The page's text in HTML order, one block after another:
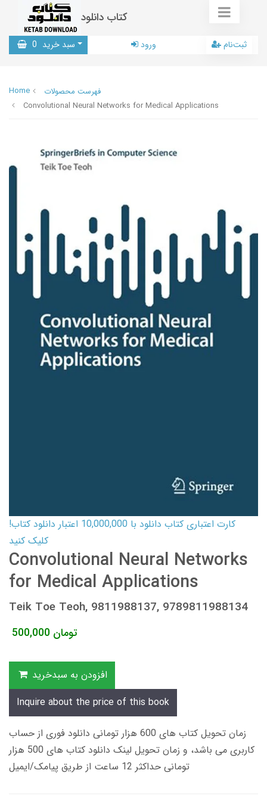
کتاب دانلود
سبد خرید 0 ورود ثبت‌نام
Home
فهرست محصولات
Convolutional Neural Networks for Medical Applications
کارت اعتباری کتاب دانلود با 10,000,000 اعتبار دانلود کتاب!
کلیک کنید
Convolutional Neural Networks
for Medical Applications
Teik Toe Teoh, 9811988137, 9789811988134
500,000 تومان
افزودن به سبدخرید
Inquire about the price of this book
زمان تحویل کتاب های 600 هزار تومانی دانلود فوری از حساب
کاربری می باشد، و زمان تحویل لینک دانلود کتاب های 500 هزار
تومانی حداکثر 12 ساعت از طریق پیامک/ایمیل